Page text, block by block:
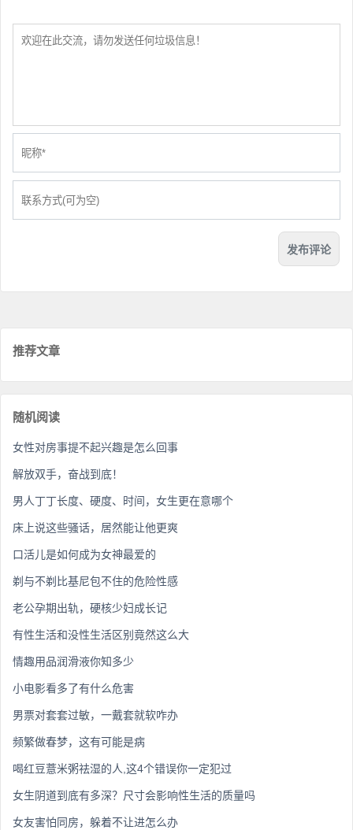
推荐文章
随机阅读
女性对房事提不起兴趣是怎么回事
解放双手，奋战到底！
男人丁丁长度、硬度、时间，女生更在意哪个
床上说这些骚话，居然能让他更爽
口活儿是如何成为女神最爱的
剃与不剃比基尼包不住的危险性感
老公孕期出轨，硬核少妇成长记
有性生活和没性生活区别竟然这么大
情趣用品润滑液你知多少
小电影看多了有什么危害
男票对套套过敏，一戴套就软咋办
频繁做春梦，这有可能是病
喝红豆薏米粥祛湿的人,这4个错误你一定犯过
女生阴道到底有多深？尺寸会影响性生活的质量吗
女友害怕同房，躲着不让进怎么办